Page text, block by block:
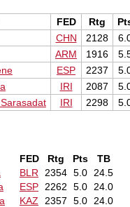
FED Rtg
CHN 2128
ARM 1916
ESP 2237
IRI 2087
IRI 2298
FED Rtg Pts
TB
BLR 2354 5.0
24.5
ESP 2262 5.0
24.0
KAZ 2357 5.0
24.0